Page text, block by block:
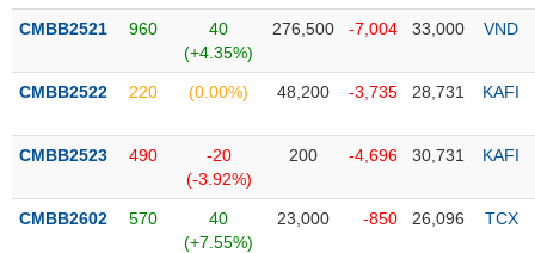
yết
Niêm
bổ
sung
Hủy
niêm
CMBB2521 960
40
(+4.35%)
276,500 -7,004 33,000 VND
CMBB2522 220 (0.00%) 48,200 -3,735 28,731 KAFI
CMBB2523 490
-20
(-3.92%)
200 -4,696 30,731 KAFI
CMBB2602 570
40
(+7.55%)
23,000 -850 26,096 TCX
SINH
PHIẾU